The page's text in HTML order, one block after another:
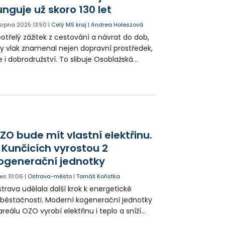
obce.
už skoro 130 let
srpna 2025 13:50 | Celý MS kraj |Andrea Holeszová
zážitek z cestování a návrat do dob,
vlak znamenal nejen dopravní prostředek,
i dobrodružství. To slibuje Osoblažská
druhu v České republice.
bude mít vlastní elektřinu.
Kunčicích vyrostou 2
jednotky
10:06 | Ostrava-město |Tomáš Kořistka
udělala další krok k energetické
Moderní kogenerační jednotky
OZO vyrobí elektřinu i teplo a sníží